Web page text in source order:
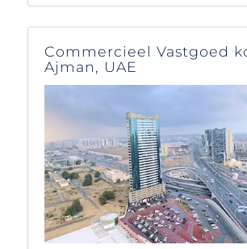
not just possible, but
a fun and enjoyable
met Ab and Jo, we
were struggling to
get realtors to talk to
and were not taken
seriously by the
agencies. Our first
conversation with Ab
had us convinced
that we were now in
good hands and,
almost immediately,
we were touring
Commercieel Vastgoed
Ajman, UAE